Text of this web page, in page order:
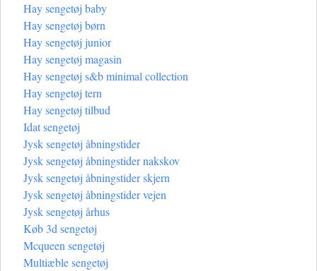
Hay sengetøj baby
Hay sengetøj børn
Hay sengetøj junior
Hay sengetøj magasin
Hay sengetøj s&b minimal collection
Hay sengetøj tern
Hay sengetøj tilbud
Idat sengetøj
Jysk sengetøj åbningstider
Jysk sengetøj åbningstider nakskov
Jysk sengetøj åbningstider skjern
Jysk sengetøj åbningstider vejen
Jysk sengetøj århus
Køb 3d sengetøj
Mcqueen sengetøj
Multiæble sengetøj